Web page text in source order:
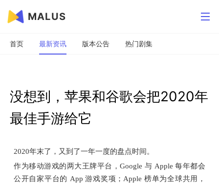
MALUS
首页 最新资讯 版本公告 热门剧集
没想到，苹果和谷歌会把2020年
最佳手游给它
2020年末了，又到了一年一度的盘点时间。
作为移动游戏的两大王牌平台，Google 与 Apple 每年都会
公开自家平台的 App 游戏奖项；Apple 榜单为全球共用，